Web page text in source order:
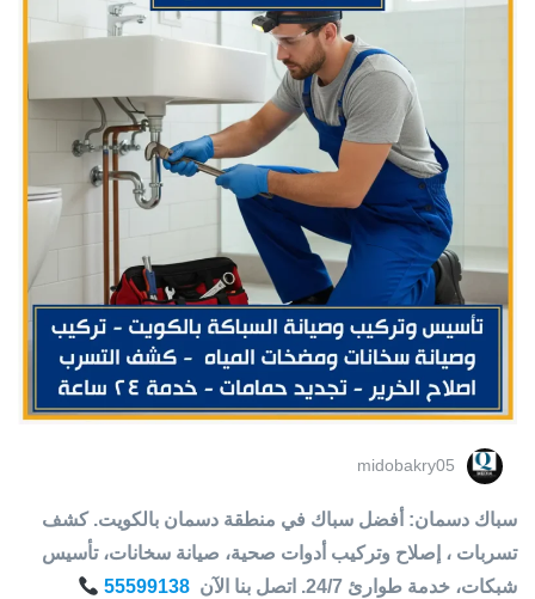
midobakry05
سباك دسمان: أفضل سباك في منطقة دسمان بالكويت. كشف
تسربات ، إصلاح وتركيب أدوات صحية، صيانة سخانات، تأسيس
شبكات، خدمة طوارئ 24/7. اتصل بنا الآن
55599138